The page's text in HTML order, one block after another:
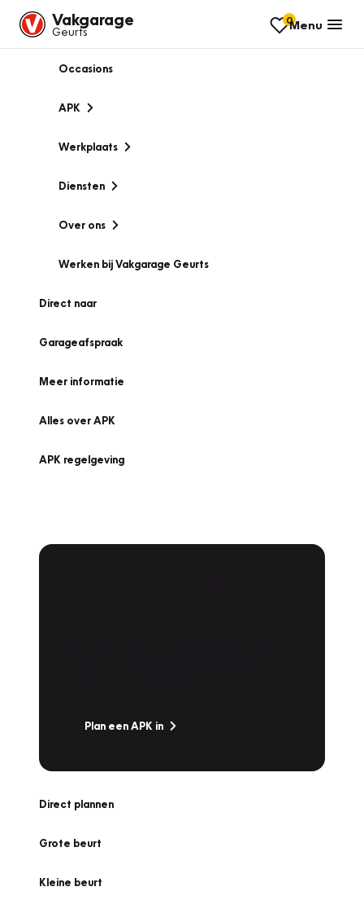
Vakgarage
Geurts
0Menu
Occasions
APK
Werkplaats
Diensten
Over ons
Werken bij Vakgarage Geurts
Direct naar
Garageafspraak
Meer informatie
Alles over APK
APK regelgeving
Plan een APK in
Direct plannen
Grote beurt
Kleine beurt